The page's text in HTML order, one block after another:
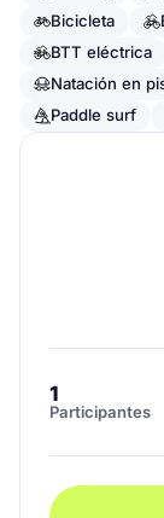
Bicicleta
BTT eléctrica
Natación en
Paddle surf
1
Participantes